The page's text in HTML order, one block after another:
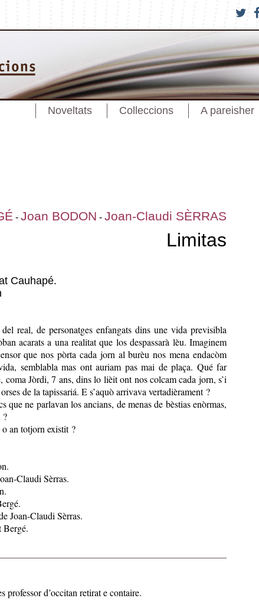
Noveltats Colleccions A pareisher
- Joan BODON - Joan-Claudi SÈRRAS
Limitas
Cauhapé.
real, de personatges enfangats dins une vida previsibla
acarats a una realitat que los despassarà lèu. Imaginem
que nos pòrta cada jorn al burèu nos mena endacòm
semblabla mas ont auriam pas mai de plaça. Qué far
coma Jòrdi, 7 ans, dins lo lièit ont nos colcam cada jorn, s’i
de la tapissariá. E s’aquò arrivava vertadièrament ?
que ne parlavan los ancians, de menas de bèstias enòrmas,
?
o an totjorn existit ?
Claudi Sèrras.
Joan-Claudi Sèrras.
Bergé.
professor d’occitan retirat e contaire.